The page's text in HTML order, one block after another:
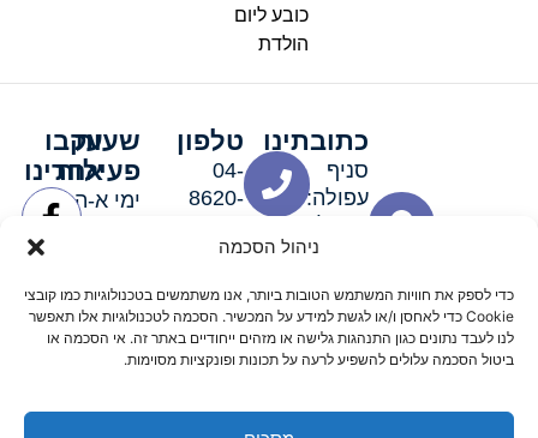
ניהול הסכמה
כדי לספק את חוויות המשתמש הטובות ביותר, אנו משתמשים בטכנולוגיות כמו קובצי
Cookie כדי לאחסן ו/או לגשת למידע על המכשיר. הסכמה לטכנולוגיות אלו תאפשר
לנו לעבד נתונים כגון התנהגות גלישה או מזהים ייחודיים באתר זה. אי הסכמה או
ביטול הסכמה עלולים להשפיע לרעה על תכונות ופונקציות מסוימות.
כובע ליום
הולדת
כתובתינו
סניף
עפולה:
סניף מגדל
האלה 19
טלפון
04-
8620-
שעות
פעילות
ימי א-ה:
ימי שישי
וערבי חג:
8:30-
15:00
עקבו
אחרינו